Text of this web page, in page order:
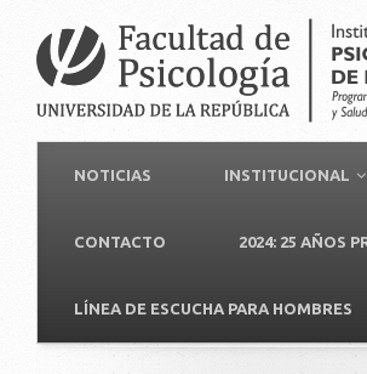
NOTICIAS INSTITUCIONAL
CONTACTO 2024: 25 AÑOS
LÍNEA DE ESCUCHA PARA HOMBRES